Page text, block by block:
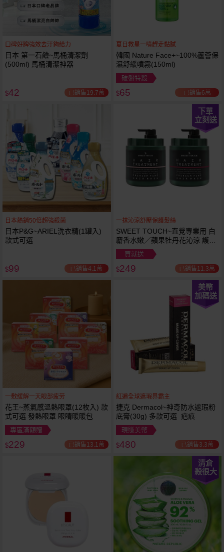
口碑好牌強效去汙夠給力
日本 第一石鹼~馬桶清潔劑
(500ml) 馬桶清潔神器
$42 已銷售19.7萬
夏日救星一噴趕走黏膩
韓國 Nature Face+~100%蘆薈保
濕舒緩噴霧(150ml)
破盤特殺
$65 已銷售6萬
日本熱銷50倍超強殺菌
日本P&G~ARIEL洗衣精(1罐入)
款式可選
$99 已銷售4.1萬
下單
立刻送
一抹沁涼舒壓保護髮絲
SWEET TOUCH~直覺專業用 白
麝香水嫩／蘋果牡丹花沁涼 護髮
膜(1000ml) 款式可選 全新包裝
買就送
$249 已銷售11.3萬
一敷缓解一天眼部疲劳
花王~蒸氣感溫熱眼罩(12枚入) 款
式可選 發熱眼罩 眼睛暖暖包
專區滿額贈
$229 已銷售13.1萬
美幣
加碼送
紅遍全球遮瑕界霸主
捷克 Dermacol~神奇防水遮瑕粉
底膏(30g) 多款可選 疤痕
現賺美幣
$480 已銷售3.3萬
清倉
殺很大